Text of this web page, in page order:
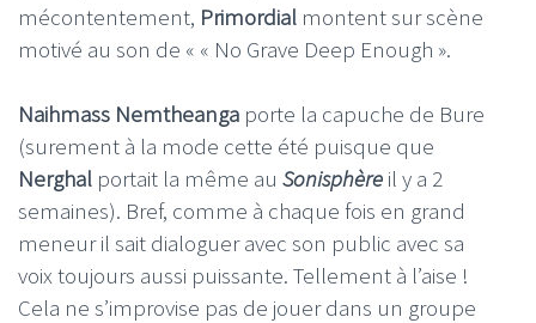
mécontentement, Primordial montent sur scène
motivé au son de « « No Grave Deep Enough ».
Naihmass Nemtheanga porte la capuche de Bure
(surement à la mode cette été puisque que
Nerghal portait la même au Sonisphère il y a 2
semaines). Bref, comme à chaque fois en grand
meneur il sait dialoguer avec son public avec sa
voix toujours aussi puissante. Tellement à l’aise !
Cela ne s’improvise pas de jouer dans un groupe